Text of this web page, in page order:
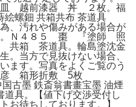
越前漆器 丼 ２枚。福
絵螺鈿 共箱共布 茶道具
汚れや傷みがある場合が
。Ｎ４８５ 棗 『塗師 照
共箱 茶道具。輪島塗沈金
当方で見抜けない場合、
ます。写真をよくご覧のう
彦 箱形折敷 5枚
古墨 鉄斎翁書畫宝墨 油煙
道具。【値下げ交渉受付し
お待ちしております。】